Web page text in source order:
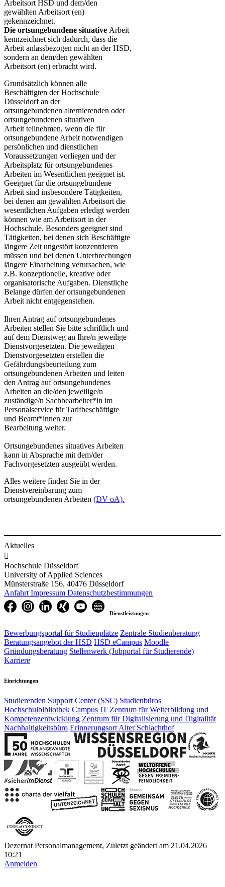
Arbeitsort HSD und dem/den
gewählten Arbeitsort (en)
gekennzeichnet.
Die ortsungebundene situative ​Arbeit
kennzeichnet sich dadurch, dass die
Arbeit anlassbezogen nicht an der HSD,
sondern an dem/den gewählten
Arbeitsort (en) erbracht wird.
Grundsätzlich können alle
Beschäftigten der Hochschule
Düsseldorf an der
ortsungebundenen alternierenden oder
ortsungebundenen situativen
Arbeit teilnehmen, wenn die für
ortsungebundene Arbeit notwendigen
persönlichen und dienstlichen
Voraussetzungen vorliegen und der
Arbeitsplatz für ortsungebundenes
Arbeiten im Wesentlichen geeignet ist.
Geeignet für die ortsungebundene
Arbeit sind insbesondere Tätigkeiten,
bei denen am gewählten Arbeitsort die
wesentlichen Aufgaben erledigt werden
können wie am Arbeitsort in der
Hochschule. Besonders geeignet sind
Tätigkeiten, bei denen sich Beschäftigte
längere Zeit ungestört konzentrieren
müssen und bei denen Unterbrechungen
längere Einarbeitung verursachen, wie
z.B. konzeptionelle, kreative oder
organisatorische Aufgaben. Dienstliche
Belange dürfen der ortsungebundenen
Arbeit nicht entgegenstehen.
Ihren Antrag auf ortsungebundenes
Arbeiten stellen Sie bitte schriftlich und
auf dem Dienstweg an Ihre/n jeweilige
Dienstvorgesetzten. Die jeweiligen
Dienstvorgesetzten erstellen die
Gefährdungsbeurteilung zum
ortsungebundenen Arbeiten und leiten
den Antrag auf ortsungebundenes
Arbeiten an die/den jeweilige/n
zuständige/n Sachbearbeiter*in im
Personalservice für Tarifbeschäftigte
und Beamt*innen zur
Bearbeitung weiter.
Ortsungebundenes situatives Arbeiten
kann in Absprache mit dem/der
Fachvorgesetzten ausgeübt werden.
​Alles weitere finden Sie in der
Dienstvereinbarung zum
ortsungebundenen Arbeiten (DV oA).​
Aktuelles

Hochschule Düsseldorf
University of Applied Sciences
Münsterstraße 156, 40476 Düsseldorf
Anfahrt Impressum Datenschutzbestimmungen
Dienstleistungen
Bewerbungsportal für Studienplätze Zentrale Studienberatung
Beratungsangebot der HSD HSD eCampus Moodle
Gründungsberatung Stellenwerk (Jobportal für Studierende)
Karriere
Einrichtungen
Studierenden Support Center (SSC) Studienbüros
Hochschulbibliothek Campus IT Zentrum für Weiterbildung und
Kompetenzentwicklung Zentrum für Digitalisierung und Digitalität
Nachhaltigkeitsbüro Erinnerungsort Alter Schlachthof
Dezernat Personalmanagement, Zuletzt geändert am 21.04.2026
10:21
Anmelden